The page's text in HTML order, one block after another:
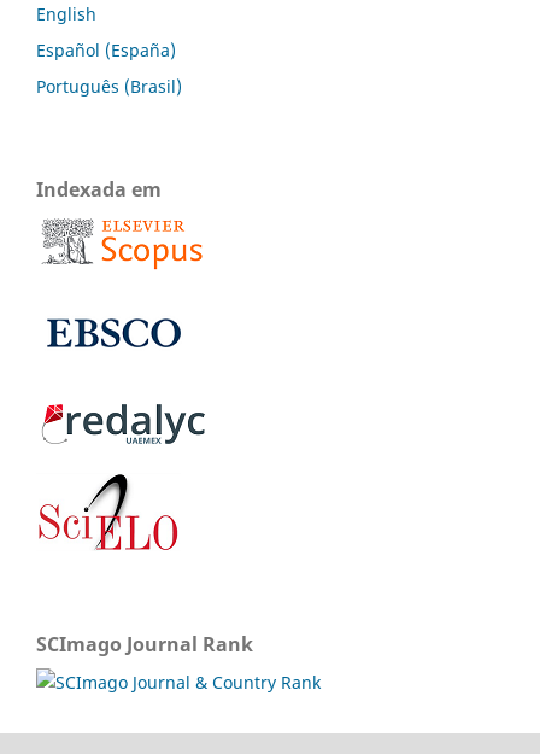
English
Español (España)
Português (Brasil)
Indexada em
SCImago Journal Rank